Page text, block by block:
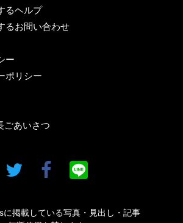
るヘルプ
るお問い合わせ
ー
ポリシー
ごあいさつ
に掲載している写真・見出し・記事